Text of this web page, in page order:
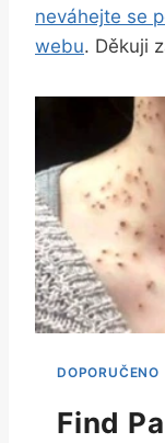
neváhejte se
webu. ‍Děkuji⁤
Find